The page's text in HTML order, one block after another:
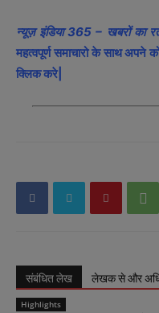
न्यूज़ इंडिया 365 – खबरों का
महत्वपूर्ण समाचारो के साथ
क्लिक करे|
संबंधित लेख लेखक से और
Highlights